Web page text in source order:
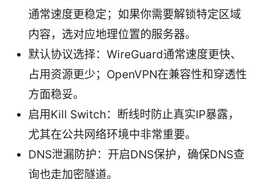
通常速度更稳定；如果你需要解锁特定区域
内容，选对应地理位置的服务器。
默认协议选择：WireGuard通常速度更快、
占用资源更少；OpenVPN在兼容性和穿透性
方面稳妥。
启用Kill Switch：断线时防止真实IP暴露，
尤其在公共网络环境中非常重要。
DNS泄漏防护：开启DNS保护，确保DNS查
询也走加密隧道。